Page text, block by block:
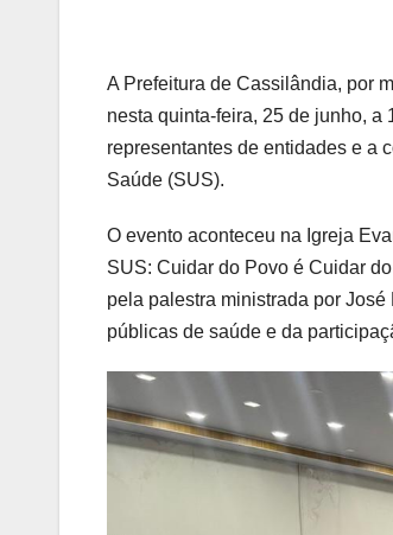
A Prefeitura de Cassilândia, por
nesta quinta-feira, 25 de junho,
representantes de entidades e a
Saúde (SUS).
O evento aconteceu na Igreja
SUS: Cuidar do Povo é Cuidar
pela palestra ministrada por
públicas de saúde e da